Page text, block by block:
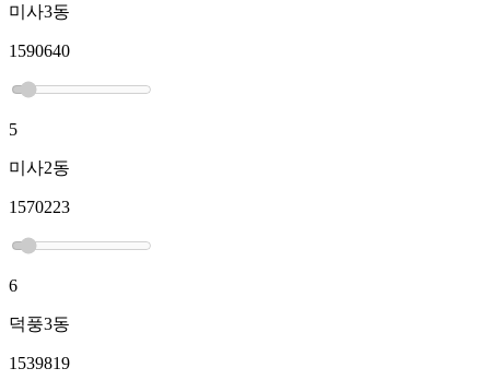
미사3동
1590640
5
미사2동
1570223
6
덕풍3동
1539819